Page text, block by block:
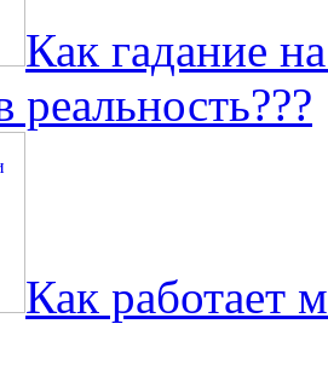
Как гадание
Как работает